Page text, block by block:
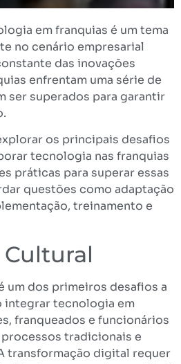
em franquias é um tema
no cenário empresarial
das inovações
enfrentam uma série de
ser superados para garantir
os principais desafios
tecnologia nas franquias
práticas para superar essas
questões como adaptação
treinamento e
um dos primeiros desafios a
integrar tecnologia em
franqueados e funcionários
tradicionais e
transformação digital requer